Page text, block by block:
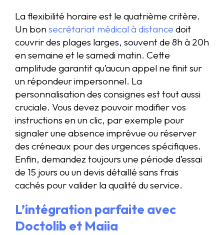
La flexibilité horaire est le quatrième critère.
Un bonsecrétariat médical à distance doit
couvrir des plages larges, souvent de 8h à 20h
en semaine et le samedi matin. Cette
amplitude garantit qu’aucun appel ne finit sur
un répondeur impersonnel. La
personnalisation des consignes est tout aussi
cruciale. Vous devez pouvoir modifier vos
instructions en un clic, par exemple pour
signaler une absence imprévue ou réserver
des créneaux pour des urgences spécifiques.
Enfin, demandez toujours une période d’essai
de 15 jours ou un devis détaillé sans frais
cachés pour valider la qualité du service.
L’intégration parfaite avec
Doctolib et Maiia